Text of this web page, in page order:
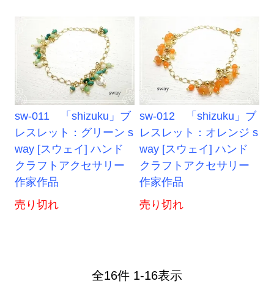
sw-011 「shizuku」ブ
レスレット：グリーン s
way [スウェイ] ハンド
クラフトアクセサリー
作家作品
売り切れ
sw-012 「shizuku」ブ
レスレット：オレンジ s
way [スウェイ] ハンド
クラフトアクセサリー
作家作品
売り切れ
全16件 1-16表示